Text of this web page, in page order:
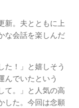
新。夫とともに上
な会話を楽しんだ
た！」と嬉しそう
んでいたという
て。」と人気の高
した。今回は念願